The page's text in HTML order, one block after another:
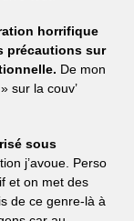
horrifique
précautions sur
De mon
sur la couv’
sous
j’avoue. Perso
et on met des
de ce genre-là à